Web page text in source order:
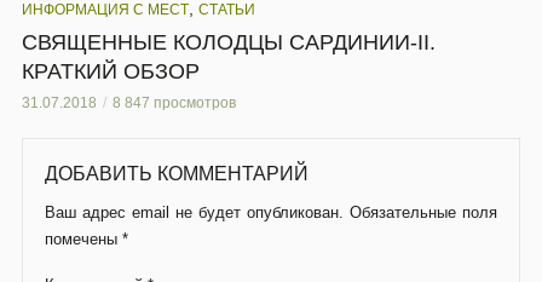
ИНФОРМАЦИЯ С МЕСТ СТАТЬИ
СВЯЩЕННЫЕ КОЛОДЦЫ САРДИНИИ-II.
КРАТКИЙ ОБЗОР
31.07.2018 8 847 просмотров
ДОБАВИТЬ КОММЕНТАРИЙ
Ваш адрес email не будет опубликован. Обязательные поля
помечены *